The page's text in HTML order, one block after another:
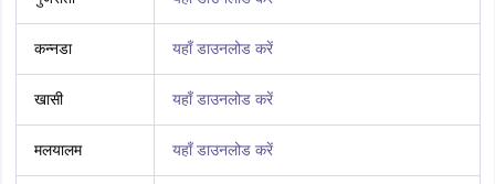
कन्नडा यहाँ डाउनलोड करें
खासी यहाँ डाउनलोड करें
मलयालम यहाँ डाउनलोड करें